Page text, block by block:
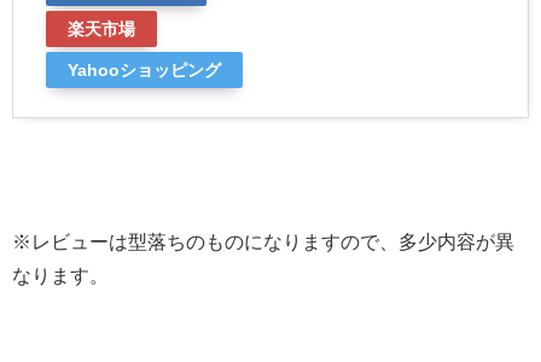
楽天市場
Yahooショッピング
※レビューは型落ちのものになりますので、多少内容が異
なります。